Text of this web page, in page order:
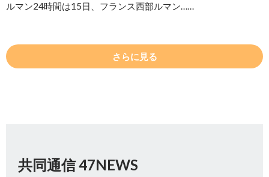
ルマン24時間は15日、フランス西部ルマン……
さらに見る
共同通信 47NEWS